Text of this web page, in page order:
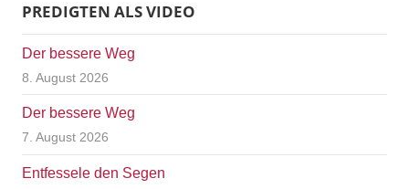
PREDIGTEN ALS VIDEO
Der bessere Weg
8. August 2026
Der bessere Weg
7. August 2026
Entfessele den Segen